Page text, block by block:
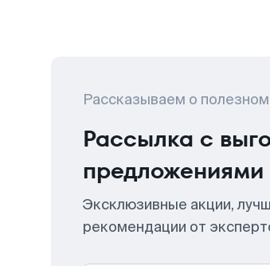
Рассказываем о
Рассылка с
предложениями
Эксклюзивные акции,
рекомендации от